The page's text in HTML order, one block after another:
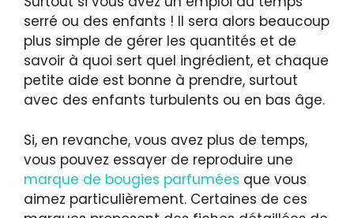
serré ou des enfants ! Il sera alors beaucoup
plus simple de gérer les quantités et de
savoir à quoi sert quel ingrédient, et chaque
petite aide est bonne à prendre, surtout
avec des enfants turbulents ou en bas âge.
Si, en revanche, vous avez plus de temps,
vous pouvez essayer de reproduire une
marque de bougies parfumées que vous
aimez particulièrement. Certaines de ces